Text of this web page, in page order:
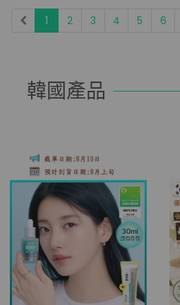
1 2 3 4 5 6
韓國產品